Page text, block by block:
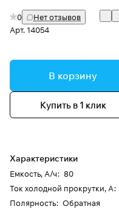
0
Нет отзывов
Арт. 14054
В корзину
Купить в 1 клик
Характеристики
Емкость, А/ч: 80
Ток холодной прокрутки, А:
Полярность: Обратная